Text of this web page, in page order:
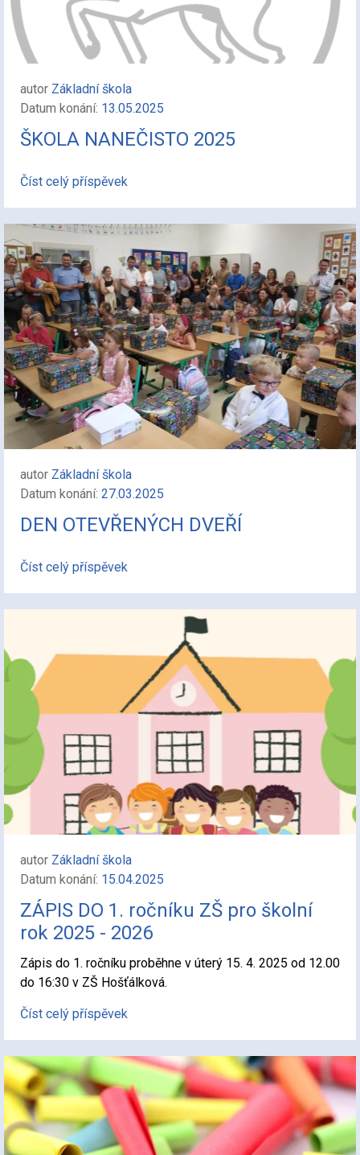
autor Základní škola
Datum konání: 13.05.2025
ŠKOLA NANEČISTO 2025
Číst celý příspěvek
autor Základní škola
Datum konání: 27.03.2025
DEN OTEVŘENÝCH DVEŘÍ
Číst celý příspěvek
autor Základní škola
Datum konání: 15.04.2025
ZÁPIS DO 1. ročníku ZŠ pro školní
rok 2025 - 2026
Zápis do 1. ročníku proběhne v úterý 15. 4. 2025 od 12.00
do 16:30 v ZŠ Hošťálková.
Číst celý příspěvek